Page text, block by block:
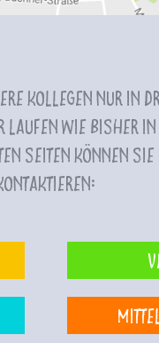
Kollegen nur in
laufen wie bisher
Seiten können